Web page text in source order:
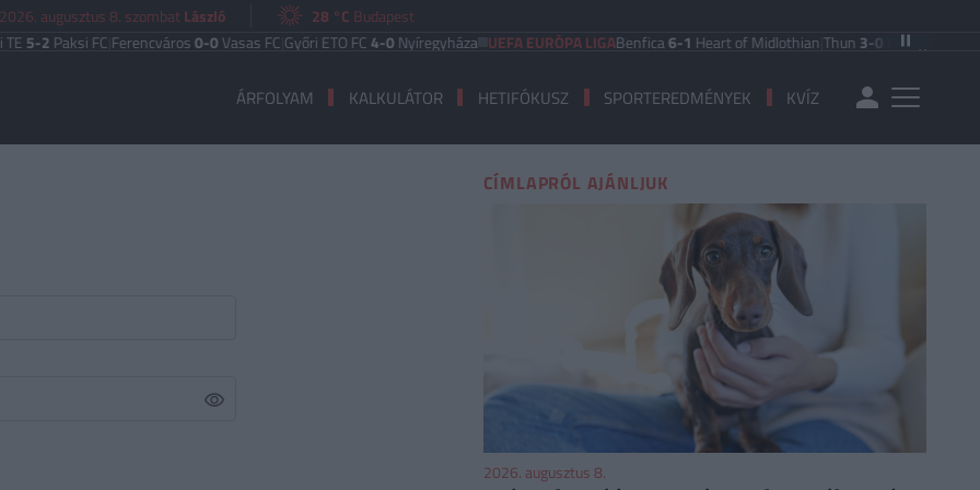
2026. augusztus 8. szombatLászló 28 °C Budapest
5-2Paksi FC |Ferencváros0-0Vasas FC |Győri ETO FC4-0Nyíregyháza UEFA EURÓPA LIGABenfica6-1Heart of Midlothian|Thun3-0Vikingur
ÁRFOLYAM KALKULÁTOR HETIFÓKUSZ SPORTEREDMÉNYEK KVÍZ
CÍMLAPRÓL AJÁNLJUK
2026. augusztus 8.